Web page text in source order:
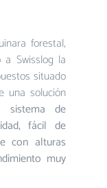
forestal,
Swisslog la
situado
una solución
sistema de
fácil de
con alturas
muy